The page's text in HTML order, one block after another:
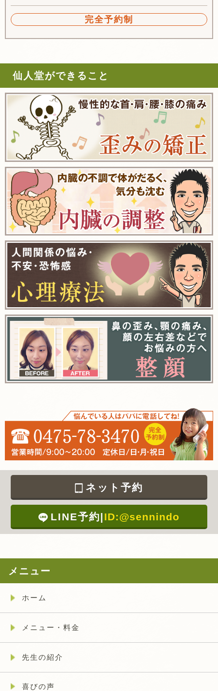
完全予約制
仙人堂ができること
ネット予約
LINE予約|ID:@sennindo
メニュー
ホーム
メニュー・料金
先生の紹介
喜びの声